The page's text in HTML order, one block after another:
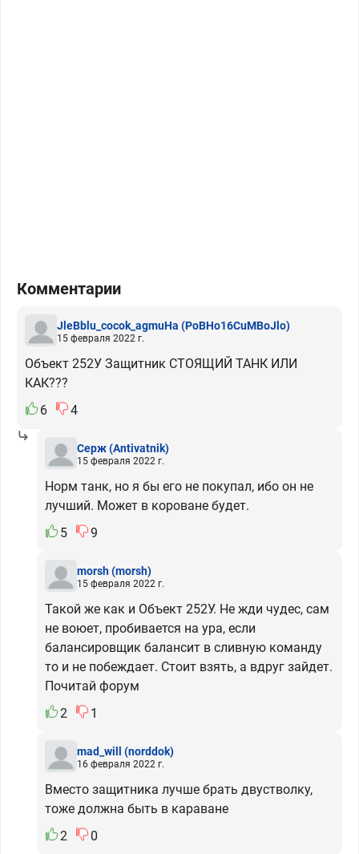
Комментарии
JleBblu_cocok_agmuHa (PoBHo16CuMBoJlo)
15 февраля 2022 г.
Объект 252У Защитник СТОЯЩИЙ ТАНК ИЛИ
КАК???
6
4
Серж(Antivatnik)
15 февраля 2022 г.
Норм танк, но я бы его не покупал, ибо он не
лучший. Может в короване будет.
5
9
morsh(morsh)
15 февраля 2022 г.
Такой же как и Объект 252У. Не жди чудес, сам
не воюет, пробивается на ура, если
балансировщик балансит в сливную команду
то и не побеждает. Стоит взять, а вдруг зайдет.
Почитай форум
2
1
mad_will (norddok)
16 февраля 2022 г.
Вместо защитника лучше брать двустволку,
тоже должна быть в караване
2
0